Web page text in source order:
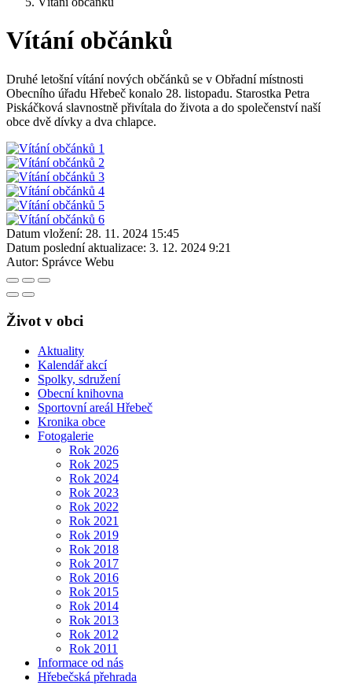
Vítání občánků
Druhé letošní vítání nových občánků se v Obřadní místnosti
Obecního úřadu Hřebeč konalo 28. listopadu. Starostka Petra
Piskáčková slavnostně přivítala do života a do společenství naší
obce dvě dívky a dva chlapce.
Datum vložení: 28. 11. 2024 15:45
Datum poslední aktualizace: 3. 12. 2024 9:21
Autor: Správce Webu
Život v obci
Aktuality
Kalendář akcí
Spolky, sdružení
Obecní knihovna
Sportovní areál Hřebeč
Kronika obce
Fotogalerie
Rok 2026
Rok 2025
Rok 2024
Rok 2023
Rok 2022
Rok 2021
Rok 2019
Rok 2018
Rok 2017
Rok 2016
Rok 2015
Rok 2014
Rok 2013
Rok 2012
Rok 2011
Informace od nás
Hřebečská přehrada